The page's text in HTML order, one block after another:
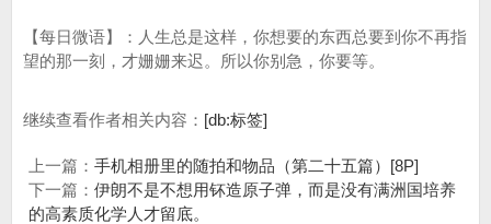
【每日微语】：人生总是这样，你想要的东西总要到你不再指
望的那一刻，才姗姗来迟。所以你别急，你要等。
继续查看作者相关内容： [db:标签]
上一篇： 手机相册里的随拍和物品（第二十五篇）[8P]
下一篇： 伊朗不是不想用钚造原子弹，而是没有满洲国培养
的高素质化学人才留底。